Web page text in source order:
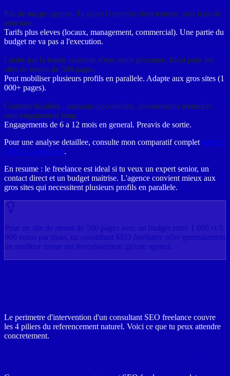
Pas de marge agence. Tu paies l'expertise directement, sans frais de
structure.
Tarifs plus eleves (locaux, management, commercial). Une partie du
budget ne va pas a l'execution.
Limite par la bande passante d'une seule personne. Ideal pour les
sites de moins de 500 pages.
Peut mobiliser plusieurs profils en parallele. Adapte aux gros sites (1
000+ pages).
Contrats flexibles : missions ponctuelles, abonnements mensuels
sans engagement long.
Engagements de 6 a 12 mois en general. Preavis de sortie.
Pour une analyse detaillee, consulte mon comparatif complet agence
SEO vs consultant.
En resume : le freelance est ideal si tu veux un expert senior, un
contact direct et un budget maitrise. L'agence convient mieux aux
gros sites qui necessitent plusieurs profils en parallele.
Pour un site de moins de 500 pages avec un budget entre 1 000 et 5
000 euros par mois, un consultant SEO freelance offre generalement
un meilleur retour sur investissement qu'une agence.
Le perimetre d'intervention d'un consultant SEO freelance couvre
les 4 piliers du referencement naturel. Voici ce que tu peux attendre
concretement.